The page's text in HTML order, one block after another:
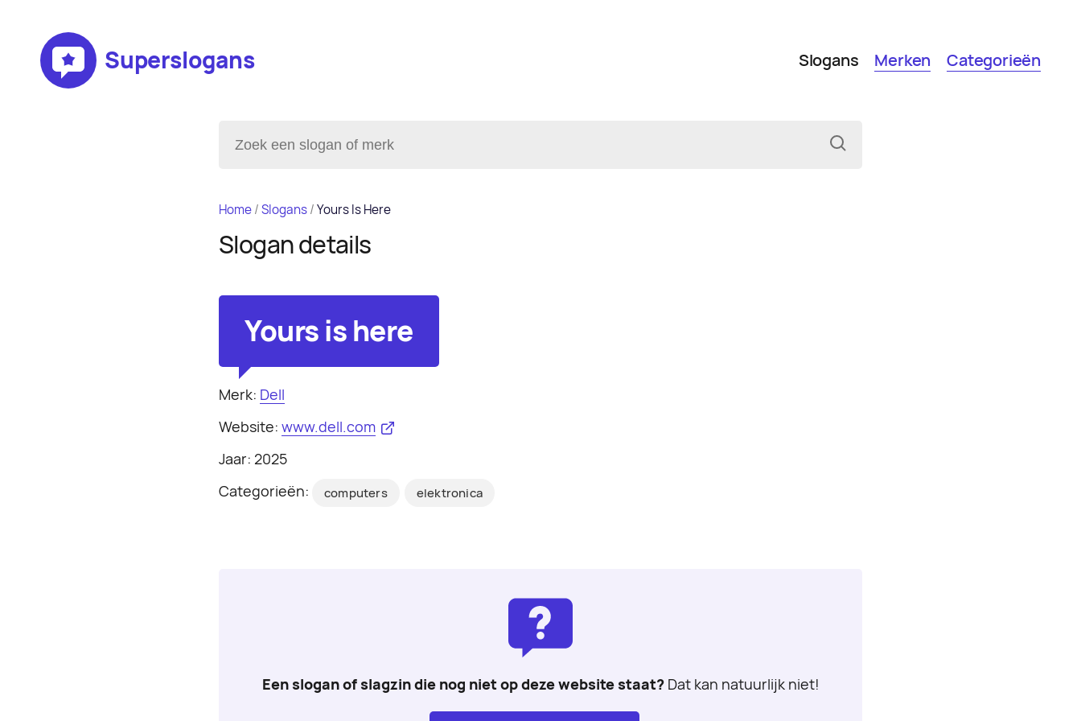
Superslogans Slogans Merken Categorieën
Home/Slogans/Yours Is Here
Slogan details
Yours is here
Merk: Dell
Website: www.dell.com
Jaar: 2025
Categorieën:
computers elektronica
Een slogan of slagzin die nog niet op deze website staat?Dat kan natuurlijk niet!